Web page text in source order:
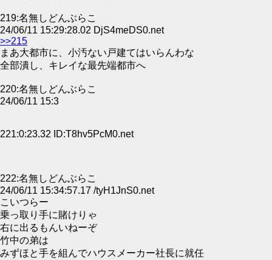
219:名無しどんぶらこ
24/06/11 15:29:28.02 DjS4meDS0.net
>>215
まあ大都市に、小汚ない戸建てはいらんわな
全部潰し、キレイな最先端都市へ
220:名無しどんぶらこ
24/06/11 15:3
221:0:23.32 ID:T8hv5PcM0.net
222:名無しどんぶらこ
24/06/11 15:34:57.17 /tyH1JnS0.net
こいつらー
乗っ取り手に賭けりゃ
右に出るもんいねーぞ
竹中の弟は
みずほと手を組んでハウスメーカー社長に就任